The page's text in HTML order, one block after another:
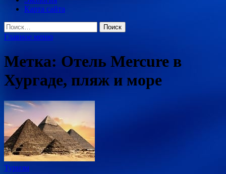
Карта сайта
Найти:
Главное меню
Метка: Отель Mercure в
Хургаде, пляж и море
Туризм